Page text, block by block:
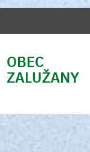
OBEC
ZALUŽANY